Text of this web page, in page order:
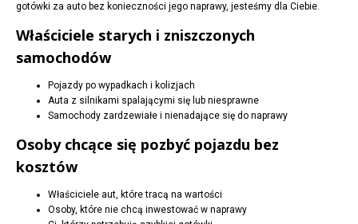
gotówki za auto bez konieczności jego naprawy, jesteśmy dla Ciebie.
Właściciele starych i zniszczonych
samochodów
Pojazdy po wypadkach i kolizjach
Auta z silnikami spalającymi się lub niesprawne
Samochody zardzewiałe i nienadające się do naprawy
Osoby chcące się pozbyć pojazdu bez
kosztów
Właściciele aut, które tracą na wartości
Osoby, które nie chcą inwestować w naprawy